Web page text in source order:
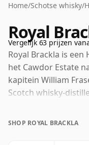
Home/Schotse whisky/
Royal
Vergelijk 63 prijzen
Royal Brackla is
het Cawdor Estate
kapitein William
Scotch whisky-
een koninklijk
SHOP ROYAL BRACKLA